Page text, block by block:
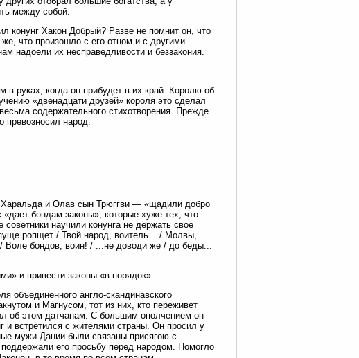
между собой:
конунг Хакон Добрый? Разве не помнит он, что
что произошло с его отцом и с другими
надоели их несправедливости и беззакония.
в руках, когда он прибудет в их край. Королю об
«двенадцати друзей» короля это сделал
содержательного стихотворения. Прежде
превозносил народ:
и Олав сын Трюггви — «щадили добро
бондам законы», которые хуже тех, что
научили конунга не держать свое
ропщет / Твой народ, воитель... / Молвы,
бондов, воин! / ...не доводи же / до беды...
и привести законы «в порядок».
объединенного англо-скандинавского
и Магнусом, тот из них, кто переживет
об этом датчанам. С большим ополчением он
и встретился с жителями страны. Он просил у
мужи Дании были связаны присягою с
его просьбу перед народом. Помогло